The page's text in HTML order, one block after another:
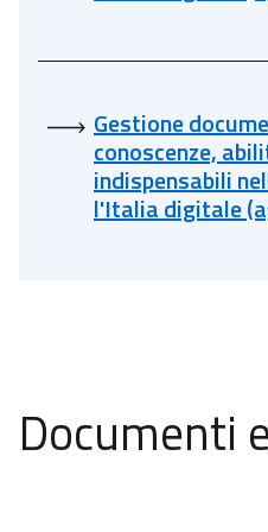
Gestione
conoscenze,
indispensabili
l'Italia digitale
Documenti